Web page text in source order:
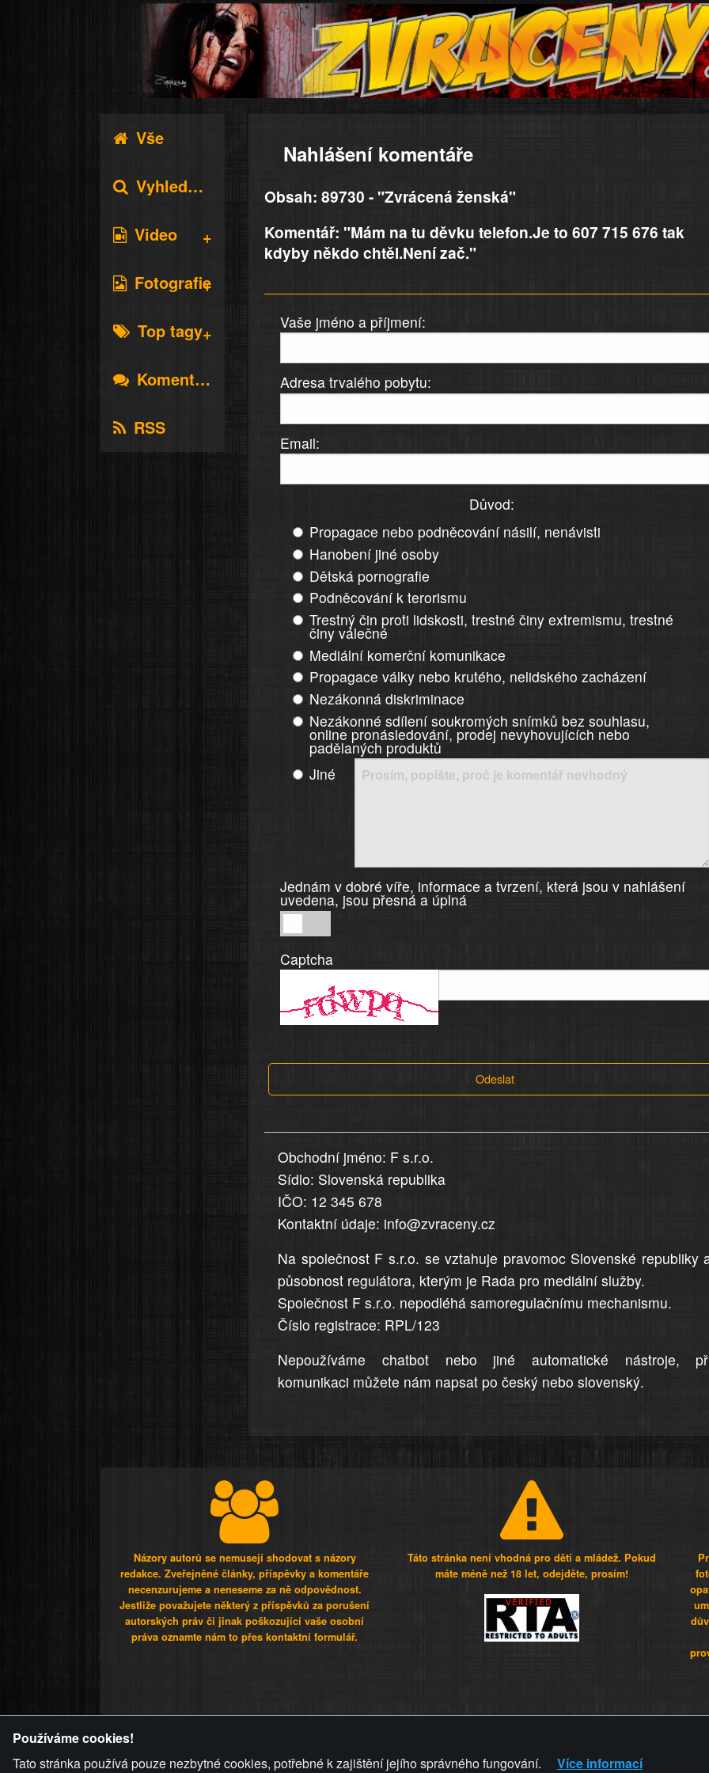
Vše
Vyhledávání
Video
Fotografie
Top tagy
Komentáře
RSS
Nahlášení komentáře
Obsah: 89730 - "Zvrácená ženská"
Komentář: "Mám na tu děvku telefon.Je to 607 715 676 tak
kdyby někdo chtěl.Není zač."
Vaše jméno a příjmení:
Adresa trvalého pobytu:
Email:
Důvod:
Propagace nebo podněcování násilí, nenávisti
Hanobení jiné osoby
Dětská pornografie
Podněcování k terorismu
Trestný čin proti lidskosti, trestné činy extremismu, trestné
činy válečné
Mediální komerční komunikace
Propagace války nebo krutého, nelidského zacházení
Nezákonná diskriminace
Nezákonné sdílení soukromých snímků bez souhlasu,
online pronásledování, prodej nevyhovujících nebo
padělaných produktů
Jiné
Jednám v dobré víře, informace a tvrzení, která jsou v nahlášení
uvedena, jsou přesná a úplná
v
dobré
informace
v
uvedena,
jsou
přesná
a
úplná
Captcha
Odeslat
Obchodní jméno: F s.r.o.
Sídlo: Slovenská republika
IČO: 12 345 678
Kontaktní údaje: info@zvraceny.cz
Na společnost F s.r.o. se vztahuje pravomoc Slovenské republiky
působnost regulátora, kterým je Rada pro mediální služby.
Společnost F s.r.o. nepodléhá samoregulačnímu mechanismu.
Číslo registrace: RPL/123
Nepoužíváme chatbot nebo jiné automatické nástroje,
komunikaci můžete nám napsat po český nebo slovenský.
Názory autorů se nemusejí shodovat s názory
redakce. Zveřejněné články, příspěvky a komentáře
necenzurujeme a neneseme za ně odpovědnost.
Jestliže považujete některý z příspěvků za porušení
autorských práv či jinak poškozující vaše osobní
práva oznamte nám to přes kontaktní formulář.
Táto stránka není vhodná pro děti a mládež. Pokud
máte méně než 18 let, odejděte, prosím!
Používáme cookies!
Tato stránka používá pouze nezbytné cookies, potřebné k zajištění jejího správného fungování.
Více informací